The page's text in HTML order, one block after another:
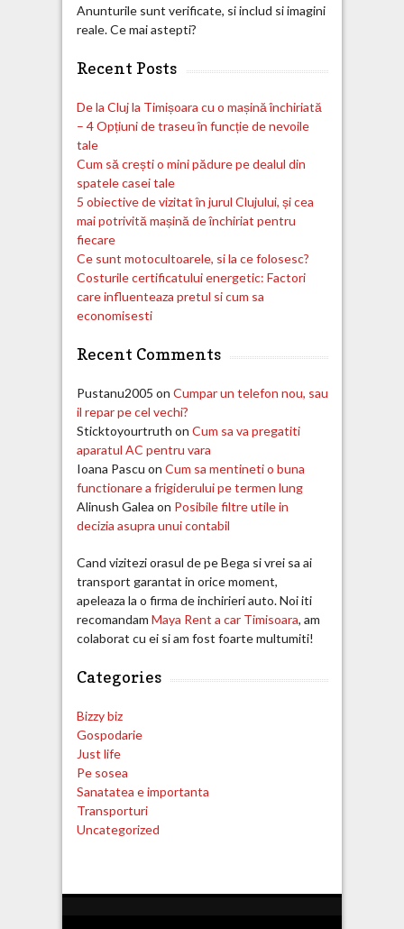
Anunturile sunt verificate, si includ si imagini
reale. Ce mai astepti?
Recent Posts
De la Cluj la Timișoara cu o mașină închiriată
– 4 Opțiuni de traseu în funcție de nevoile
tale
Cum să crești o mini pădure pe dealul din
spatele casei tale
5 obiective de vizitat în jurul Clujului, și cea
mai potrivită mașină de închiriat pentru
fiecare
Ce sunt motocultoarele, si la ce folosesc?
Costurile certificatului energetic: Factori
care influenteaza pretul si cum sa
economisesti
Recent Comments
Pustanu2005 on Cumpar un telefon nou, sau
il repar pe cel vechi?
Sticktoyourtruth on Cum sa va pregatiti
aparatul AC pentru vara
Ioana Pascu on Cum sa mentineti o buna
functionare a frigiderului pe termen lung
Alinush Galea on Posibile filtre utile in
decizia asupra unui contabil
Cand vizitezi orasul de pe Bega si vrei sa ai
transport garantat in orice moment,
apeleaza la o firma de inchirieri auto. Noi iti
recomandam Maya Rent a car Timisoara, am
colaborat cu ei si am fost foarte multumiti!
Categories
Bizzy biz
Gospodarie
Just life
Pe sosea
Sanatatea e importanta
Transporturi
Uncategorized